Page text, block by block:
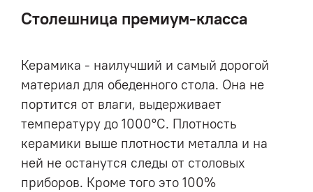
Столешница премиум-класса
Керамика - наилучший и самый дорогой
материал для обеденного стола. Она не
портится от влаги, выдерживает
температуру до 1000°С. Плотность
керамики выше плотности металла и на
ней не останутся следы от столовых
приборов. Кроме того это 100%